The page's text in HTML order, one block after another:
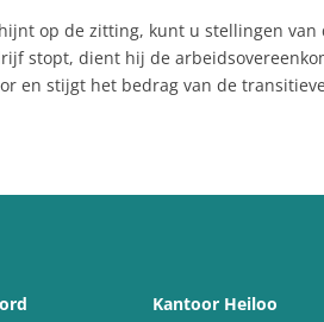
op de zitting, kunt u stellingen
stopt, dient hij de
en stijgt het bedrag van de
Kantoor Heiloo